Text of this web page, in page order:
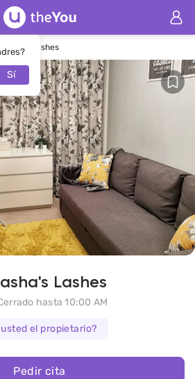
Sí
Lashes
Lashes
hasta 10:00 AM
usted el propietario?
Pedir cita